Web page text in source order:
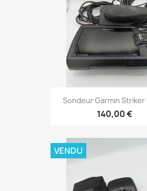
Aperçu
Sondeur Garmin Striker
140,00 €
VENDU